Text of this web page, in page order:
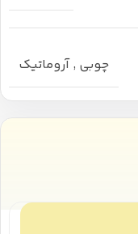
چوبی ,آروماتیک